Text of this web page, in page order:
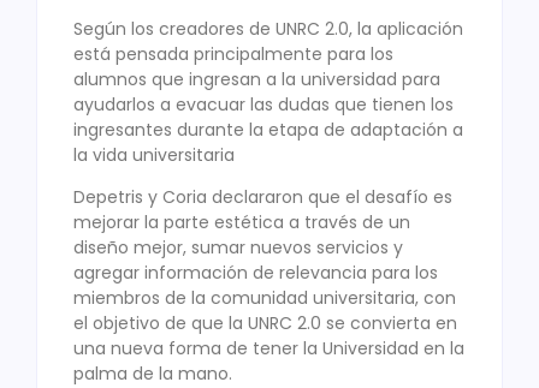
Según los creadores de UNRC 2.0, la aplicación
está pensada principalmente para los
alumnos que ingresan a la universidad para
ayudarlos a evacuar las dudas que tienen los
ingresantes durante la etapa de adaptación a
la vida universitaria
Depetris y Coria declararon que el desafío es
mejorar la parte estética a través de un
diseño mejor, sumar nuevos servicios y
agregar información de relevancia para los
miembros de la comunidad universitaria, con
el objetivo de que la UNRC 2.0 se convierta en
una nueva forma de tener la Universidad en la
palma de la mano.